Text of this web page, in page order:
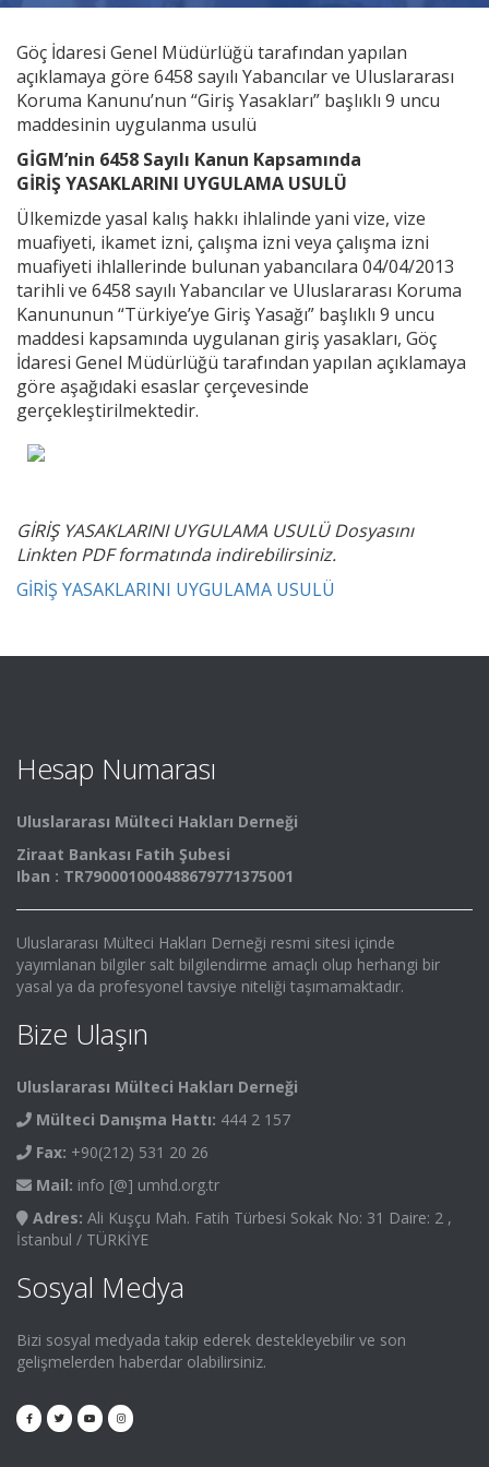
Göç İdaresi Genel Müdürlüğü tarafından yapılan
açıklamaya göre 6458 sayılı Yabancılar ve Uluslararası
Koruma Kanunu’nun “Giriş Yasakları” başlıklı 9 uncu
maddesinin uygulanma usulü
GİGM’nin 6458 Sayılı Kanun Kapsamında
GİRİŞ YASAKLARINI UYGULAMA USULÜ
Ülkemizde yasal kalış hakkı ihlalinde yani vize, vize
muafiyeti, ikamet izni, çalışma izni veya çalışma izni
muafiyeti ihlallerinde bulunan yabancılara 04/04/2013
tarihli ve 6458 sayılı Yabancılar ve Uluslararası Koruma
Kanununun “Türkiye’ye Giriş Yasağı” başlıklı 9 uncu
maddesi kapsamında uygulanan giriş yasakları, Göç
İdaresi Genel Müdürlüğü tarafından yapılan açıklamaya
göre aşağıdaki esaslar çerçevesinde
gerçekleştirilmektedir.
GİRİŞ YASAKLARINI UYGULAMA USULÜ Dosyasını
Linkten PDF formatında indirebilirsiniz.
GİRİŞ YASAKLARINI UYGULAMA USULÜ
Hesap Numarası
Uluslararası Mülteci Hakları Derneği
Ziraat Bankası Fatih Şubesi
Iban : TR790001000488679771375001
Uluslararası Mülteci Hakları Derneği resmi sitesi içinde
yayımlanan bilgiler salt bilgilendirme amaçlı olup herhangi bir
yasal ya da profesyonel tavsiye niteliği taşımamaktadır.
Bize Ulaşın
Uluslararası Mülteci Hakları Derneği
Mülteci Danışma Hattı: 444 2 157
Fax: +90(212) 531 20 26
Mail: info [@] umhd.org.tr
Adres: Ali Kuşçu Mah. Fatih Türbesi Sokak No: 31 Daire: 2 ,
İstanbul / TÜRKİYE
Sosyal Medya
Bizi sosyal medyada takip ederek destekleyebilir ve son
gelişmelerden haberdar olabilirsiniz.
Yayınlar
Kitap ve film